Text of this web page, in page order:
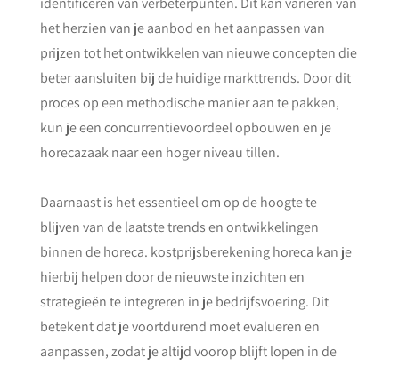
het herzien van je aanbod en het aanpassen van
prijzen tot het ontwikkelen van nieuwe concepten die
beter aansluiten bij de huidige markttrends. Door dit
proces op een methodische manier aan te pakken,
kun je een concurrentievoordeel opbouwen en je
horecazaak naar een hoger niveau tillen.
Daarnaast is het essentieel om op de hoogte te
blijven van de laatste trends en ontwikkelingen
binnen de horeca. kostprijsberekening horeca kan je
hierbij helpen door de nieuwste inzichten en
strategieën te integreren in je bedrijfsvoering. Dit
betekent dat je voortdurend moet evalueren en
aanpassen, zodat je altijd voorop blijft lopen in de